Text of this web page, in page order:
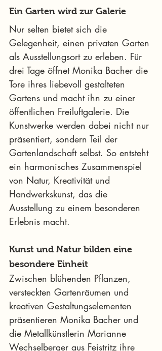
Ein Garten wird zur Galerie
Nur selten bietet sich die
Gelegenheit, einen privaten Garten
als Ausstellungsort zu erleben. Für
drei Tage öffnet Monika Bacher die
Tore ihres liebevoll gestalteten
Gartens und macht ihn zu einer
öffentlichen Freiluftgalerie. Die
Kunstwerke werden dabei nicht nur
präsentiert, sondern Teil der
Gartenlandschaft selbst. So entsteht
ein harmonisches Zusammenspiel
von Natur, Kreativität und
Handwerkskunst, das die
Ausstellung zu einem besonderen
Erlebnis macht.
Kunst und Natur bilden eine
besondere Einheit
Zwischen blühenden Pflanzen,
versteckten Gartenräumen und
kreativen Gestaltungselementen
präsentieren Monika Bacher und
die Metallkünstlerin Marianne
Wechselberger aus Feistritz ihre